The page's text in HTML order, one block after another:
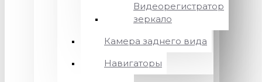
Видеорегистратор
зеркало
Камера заднего вида
Навигаторы